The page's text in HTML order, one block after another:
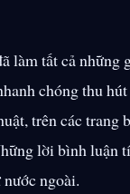
làm tất cả
chóng thu
trên các
lời bình luận
ngoài.